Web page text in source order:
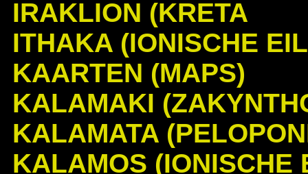
IRAKLION (KRETA
ITHAKA (IONISCHE
KAARTEN (MAPS)
KALAMAKI
KALAMATA
KALAMOS (IONISCHE